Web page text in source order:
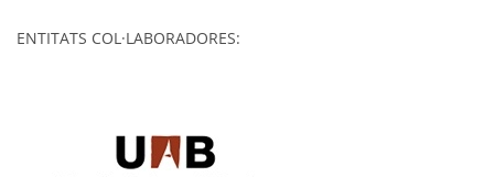
ENTITATS COL·LABORADORES: